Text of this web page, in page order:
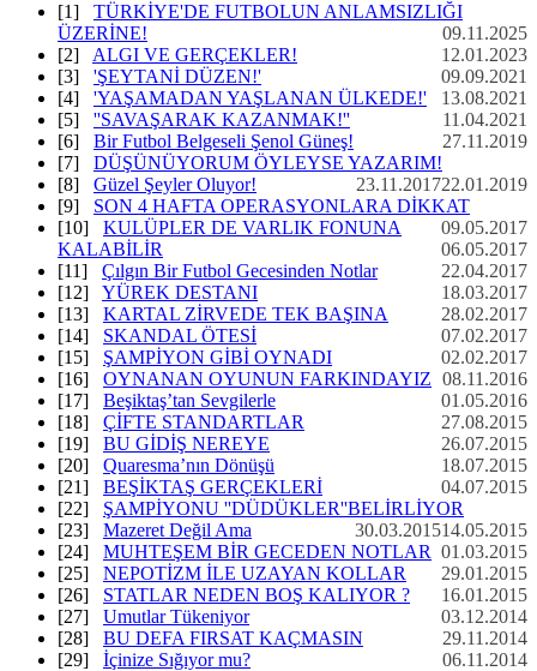
[1] TÜRKİYE'DE FUTBOLUN ANLAMSIZLIĞI
ÜZERİNE!
09.11.2025
[2] ALGI VE GERÇEKLER!
12.01.2023
[3] 'ŞEYTANİ DÜZEN!'
09.09.2021
[4] 'YAŞAMADAN YAŞLANAN ÜLKEDE!'
13.08.2021
[5] ''SAVAŞARAK KAZANMAK!''
11.04.2021
[6] Bir Futbol Belgeseli Şenol Güneş!
27.11.2019
[7] DÜŞÜNÜYORUM ÖYLEYSE YAZARIM!
22.01.2019
[8] Güzel Şeyler Oluyor!
23.11.2017
[9] SON 4 HAFTA OPERASYONLARA DİKKAT
09.05.2017
[10] KULÜPLER DE VARLIK FONUNA
KALABİLİR
06.05.2017
[11] Çılgın Bir Futbol Gecesinden Notlar
22.04.2017
[12] YÜREK DESTANI
18.03.2017
[13] KARTAL ZİRVEDE TEK BAŞINA
28.02.2017
[14] SKANDAL ÖTESİ
07.02.2017
[15] ŞAMPİYON GİBİ OYNADI
02.02.2017
[16] OYNANAN OYUNUN FARKINDAYIZ 08.11.2016
[17] Beşiktaş’tan Sevgilerle
01.05.2016
[18] ÇİFTE STANDARTLAR
27.08.2015
[19] BU GİDİŞ NEREYE
26.07.2015
[20] Quaresma’nın Dönüşü
18.07.2015
[21] BEŞİKTAŞ GERÇEKLERİ
04.07.2015
[22] ŞAMPİYONU ''DÜDÜKLER''BELİRLİYOR
14.05.2015
[23] Mazeret Değil Ama
30.03.2015
[24] MUHTEŞEM BİR GECEDEN NOTLAR 01.03.2015
[25] NEPOTİZM İLE UZAYAN KOLLAR
29.01.2015
[26] STATLAR NEDEN BOŞ KALIYOR ?
16.01.2015
[27] Umutlar Tükeniyor
03.12.2014
[28] BU DEFA FIRSAT KAÇMASIN
29.11.2014
[29] İçinize Sığıyor mu? 06.11.2014